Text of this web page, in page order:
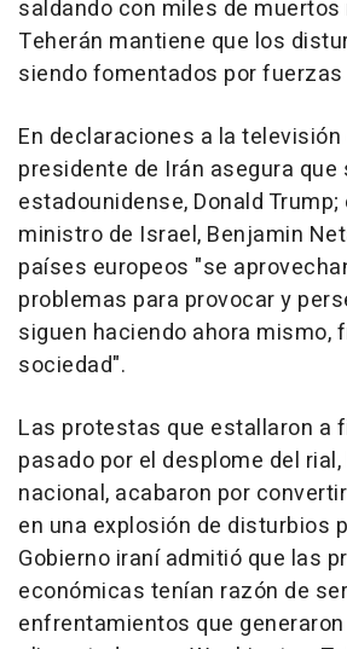
saldando con miles de
Teherán mantiene que los
siendo fomentados por
En declaraciones a la
presidente de Irán asegura que
estadounidense, Donald
ministro de Israel, Benjamin
países europeos "se
problemas para provocar y
siguen haciendo ahora mismo,
sociedad".
Las protestas que estallaron a
pasado por el desplome del
nacional, acabaron por
en una explosión de disturbios
Gobierno iraní admitió que las
económicas tenían razón de
enfrentamientos que